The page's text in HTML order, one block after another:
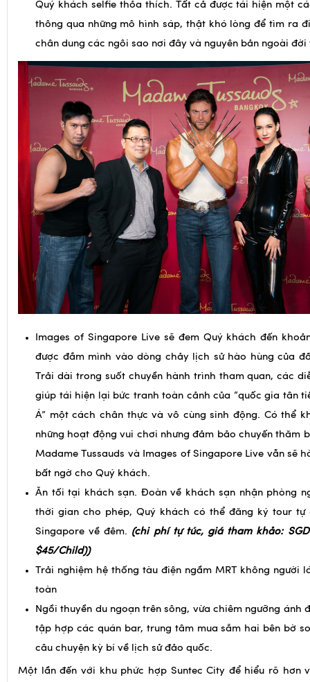
chân dung các ngôi sao nơi đây và nguyên bản ngoài đời
Images of Singapore Live sẽ đem Quý khách đến
Trải dài trong suốt chuyền hành trình tham quan, các
giúp tái hiện lại bức tranh toàn cảnh của “quốc gia tân
Á” một cách chân thực và vô cùng sinh động. Có thể
những hoạt động vui chơi nhưng đảm bảo chuyến thăm
Madame Tussauds và Images of Singapore Live vẫn sẽ
bất ngờ cho Quý khách.
Ăn tối tại khách sạn. Đoàn về khách sạn nhận phòng
thời gian cho phép, Quý khách có thể đăng ký tour tự
Singapore về đêm.(chi phí tự túc, giá tham khảo: SGD
$45/Child))
Trải nghiệm hệ thống tàu điện ngầm MRT không người
toàn
Ngồi thuyền du ngoạn trên sông, vừa chiêm ngưỡng ánh
tập hợp các quán bar, trung tâm mua sắm hai bên bờ
câu chuyện kỳ bí về lịch sử đảo quốc.
Một lần đến với khu phức hợp Suntec City để hiểu rõ hơn
nghệ thuật phong thủy Singapore.
NGÀY 03GARDEN BY THE BAY – MARINA BARRAGECHÙA